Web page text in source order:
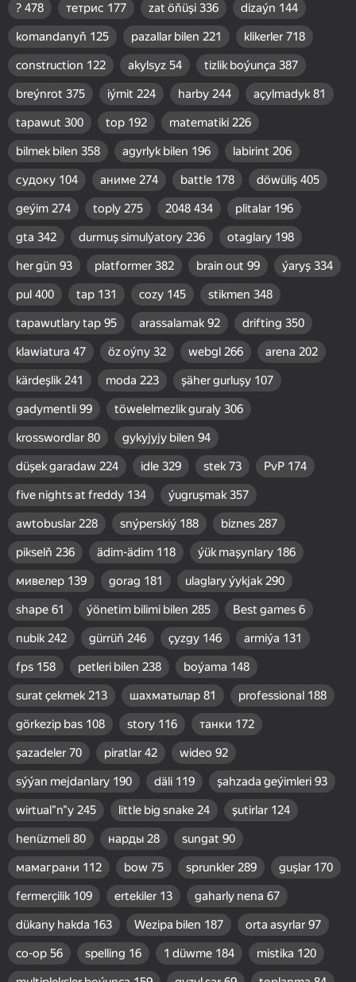
? 478 тетрис 177 zat öňüşi 336 dizaýn 144
komandanyň 125 pazallar bilen 221 klikerler 718
construction 122 akylsyz 54 tizlik boýunça 387
breýnrot 375 iýmit 224 harby 244 açylmadyk 81
tapawut 300 top 192 matematiki 226
bilmek bilen 358 agyrlyk bilen 196 labirint 206
судоку 104 аниме 274 battle 178 döwüliş 405
geýim 274 toply 275 2048 434 plitalar 196
gta 342 durmuş simulýatory 236 otaglary 198
her gün 93 platformer 382 brain out 99 ýaryş 334
pul 400 tap 131 cozy 145 stikmen 348
tapawutlary tap 95 arassalamak 92 drifting 350
klawiatura 47 öz oýny 32 webgl 266 arena 202
kärdeşlik 241 moda 223 şäher gurluşy 107
gadymentli 99 töwelelmezlik guraly 306
krosswordlar 80 gykyjyjy bilen 94
düşek garadaw 224 idle 329 stek 73 PvP 174
five nights at freddy 134 ýugruşmak 357
awtobuslar 228 snýperskiý 188 biznes 287
pikselň 236 ädim-ädim 118 ýük maşynlary 186
мивелер 139 gorag 181 ulaglary ýykjak 290
shape 61 ýönetim bilimi bilen 285 Best games 6
nubik 242 gürrüň 246 çyzgy 146 armiýa 131
fps 158 petleri bilen 238 boýama 148
surat çekmek 213 шахматылар 81 professional 188
görkezip bas 108 story 116 танки 172
şazadeler 70 piratlar 42 wideo 92
sýýan mejdanlary 190 däli 119 şahzada geýimleri 93
wirtual"n"y 245 little big snake 24 şutirlar 124
henüzmeli 80 нарды 28 sungat 90
мамаграни 112 bow 75 sprunkler 289 guşlar 170
fermerçilik 109 ertekiler 13 gaharly nena 67
dükany hakda 163 Wezipa bilen 187 orta asyrlar 97
co-op 56 spelling 16 1 düwme 184 mistika 120